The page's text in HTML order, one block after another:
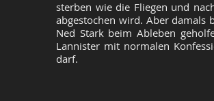
sterben wie die Fliegen und
abgestochen wird. Aber damals
Ned Stark beim Ableben
Lannister mit normalen
darf.